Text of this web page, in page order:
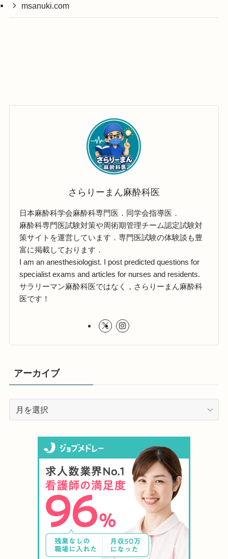
msanuki.com
さらりーまん麻酔科医
日本麻酔科学会麻酔科専門医．同学会指導医．
麻酔科専門医試験対策や周術期管理チーム認定試験対
策サイトを運営しています．専門医試験の体験談も豊
富に掲載しております．
I am an anesthesiologist. I post predicted questions for
specialist exams and articles for nurses and residents.
サラリーマン麻酔科医ではなく，さらりーまん麻酔科
医です！
アーカイブ